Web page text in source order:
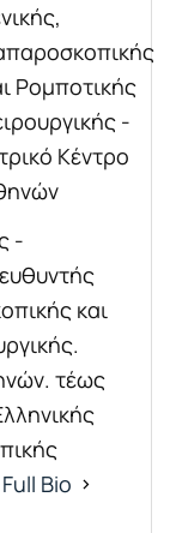
Ρομποτικής
-
Κέντρο
-
και
τέως
Bio